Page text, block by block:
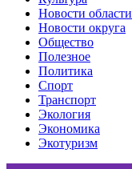
Новости области
Новости округа
Общество
Полезное
Политика
Спорт
Транспорт
Экология
Экономика
Экотуризм